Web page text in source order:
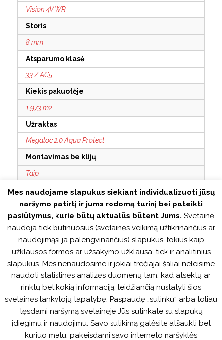
Vision 4V WR
Storis
8 mm
Atsparumo klasė
33 / AC5
Kiekis pakuotėje
1,973 m2
Užraktas
Megaloc 2.0 Aqua Protect
Montavimas be klijų
Taip
Su grioveliais
Taip
Antistatinis
Taip
Tinka šildomoms grindims
Taip
Atsparus vandeniui
Taip
Garantija
25m. gyvenamosioms / 5m. visuomeninėms patalpoms
Mes naudojame slapukus siekiant individualizuoti jūsų
naršymo patirtį ir jums rodomą turinį bei pateikti
pasiūlymus, kurie būtų aktualūs būtent Jums. Svetainė
naudoja tiek būtinuosius (svetainės veikimą užtikrinančius ar
naudojimąsi ja palengvinančius) slapukus, tokius kaip
užklausos formos ar užsakymo užklausa, tiek ir analitinius
slapukus. Mes nenaudosime ir jokiai trečiajai šaliai neleisime
naudoti statistinės analizės duomenų tam, kad atsektų ar
rinktų bet kokią informaciją, leidžiančią nustatyti šios
svetainės lankytojų tapatybę. Paspaudę „sutinku“ arba toliau
tęsdami naršymą svetainėje Jūs sutinkate su slapukų
įdiegimu ir naudojimu. Savo sutikimą galėsite atšaukti bet
kuriuo metu, pakeisdami savo interneto naršyklės